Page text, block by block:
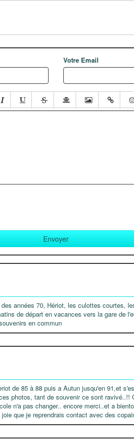
Votre Email
années 70, Hériot, les culottes courtes,
de départ en vacances vers la gare de
en commun
de 85 à 88 puis a Autun jusqu'en 91,et
photos, tant de souvenir ce sont
n'a pas changer.. encore merci..et a
que je reprendrais contact avec des